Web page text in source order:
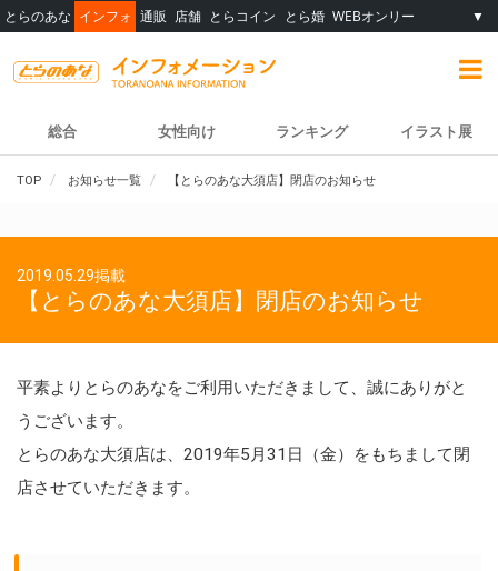
とらのあな インフォ 通販 店舗 とらコイン とら婚 WEBオンリー ▼
総合 女性向け ランキング イラスト展
TOP お知らせ一覧 【とらのあな大須店】閉店のお知らせ
2019.05.29掲載
【とらのあな大須店】閉店のお知らせ
平素よりとらのあなをご利用いただきまして、誠にありがと
うございます。
とらのあな大須店は、2019年5月31日（金）をもちまして閉
店させていただきます。